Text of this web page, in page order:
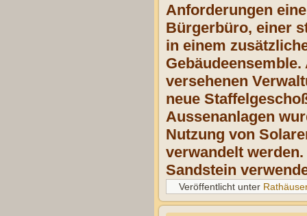
Anforderungen
Bürgerbüro, einer
in einem
versehenen
neue
Aussenanlagen
Nutzung von
verwandelt
Sandstein
Veröffentlicht unter